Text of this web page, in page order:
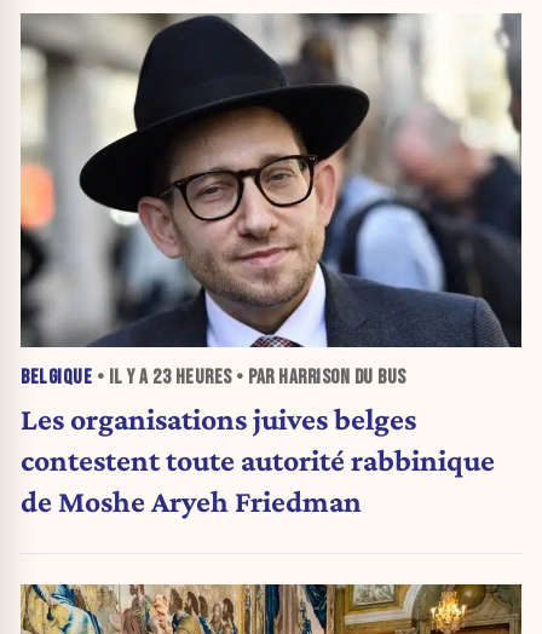
BELGIQUE • IL Y A 23 HEURES• PAR HARRISON DU BUS
Les organisations juives belges
contestent toute autorité rabbinique
de Moshe Aryeh Friedman